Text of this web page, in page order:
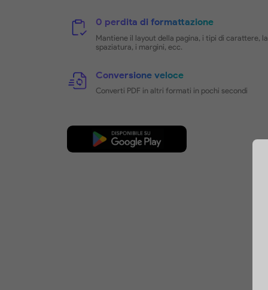
in qualsiasi formato
formati per migliorare l'efficienza
inoltre possibile scegliere
Converti PDF in Word, PPT, Excel,